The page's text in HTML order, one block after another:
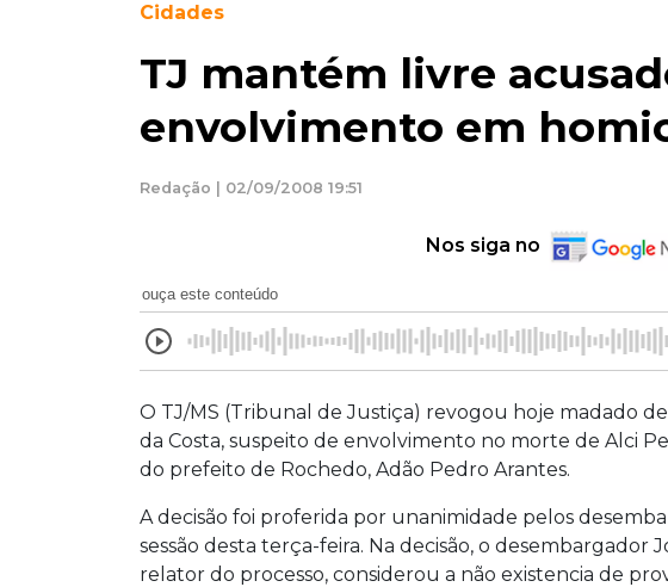
Cidades
TJ mantém livre
envolvimento em
Redação | 02/09/2008 19:51
Nos siga no
ouça este conteúdo
O TJ/MS (Tribunal de Justiça) revogou hoje madado
da Costa, suspeito de envolvimento no morte de Alci
do prefeito de Rochedo, Adão Pedro Arantes.
A decisão foi proferida por unanimidade pelos
sessão desta terça-feira. Na decisão, o desembargador
relator do processo, considerou a não existencia de